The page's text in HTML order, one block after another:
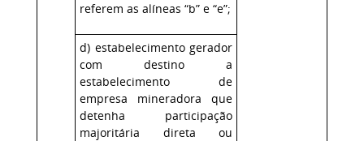
referem as alíneas “b” e “e”;
d) estabelecimento gerador
com destino a
estabelecimento de
empresa mineradora que
detenha participação
majoritária direta ou